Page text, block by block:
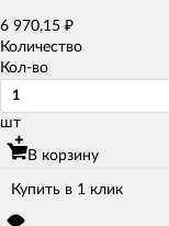
6 970,15 ₽
Количество
Кол-во
шт
В корзину
Купить в 1 клик